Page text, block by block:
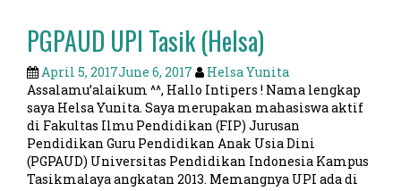
PGPAUD UPI Tasik (Helsa)
April 5, 2017June 6, 2017
Helsa Yunita
Assalamu’alaikum ^^, Hallo Intipers ! Nama lengkap
saya Helsa Yunita. Saya merupakan mahasiswa aktif
di Fakultas Ilmu Pendidikan (FIP) Jurusan
Pendidikan Guru Pendidikan Anak Usia Dini
(PGPAUD) Universitas Pendidikan Indonesia Kampus
Tasikmalaya angkatan 2013. Memangnya UPI ada di